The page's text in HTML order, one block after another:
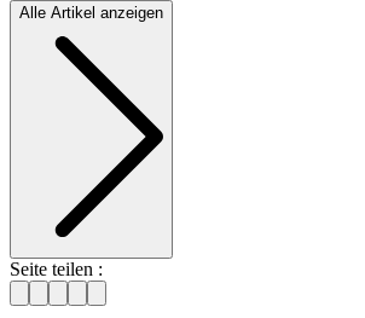
Alle Artikel anzeigen
Seite teilen :